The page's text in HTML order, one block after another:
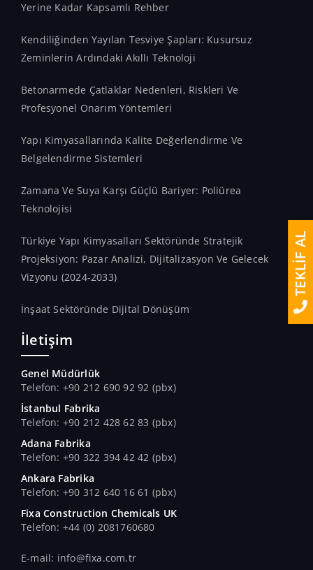
Yerine Kadar Kapsamlı Rehber
Kendiliğinden Yayılan Tesviye Şapları: Kusursuz
Zeminlerin Ardındaki Akıllı Teknoloji
Betonarmede Çatlaklar Nedenleri, Riskleri Ve
Profesyonel Onarım Yöntemleri
Yapı Kimyasallarında Kalite Değerlendirme Ve
Belgelendirme Sistemleri
Zamana Ve Suya Karşı Güçlü Bariyer: Poliürea
Teknolojisi
Türkiye Yapı Kimyasalları Sektöründe Stratejik
Projeksiyon: Pazar Analizi, Dijitalizasyon Ve Gelecek
Vizyonu (2024-2033)
İnşaat Sektöründe Dijital Dönüşüm
İletişim
Genel Müdürlük
Telefon: +90 212 690 92 92 (pbx)
İstanbul Fabrika
Telefon: +90 212 428 62 83 (pbx)
Adana Fabrika
Telefon: +90 322 394 42 42 (pbx)
Ankara Fabrika
Telefon: +90 312 640 16 61 (pbx)
Fixa Construction Chemicals UK
Telefon: +44 (0) 2081760680
E-mail: info@fixa.com.tr
TEKLİF AL